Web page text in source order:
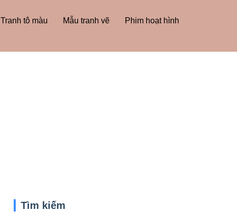
Tranh tô màu Mẫu tranh vẽ Phim hoạt hình
Tìm kiếm